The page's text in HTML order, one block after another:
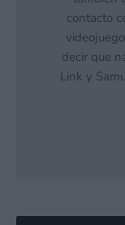
contacto
decir que
Link y